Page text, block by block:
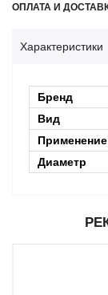
ОПЛАТА И
Характеристики
Бренд
Вид
Применение
Диаметр